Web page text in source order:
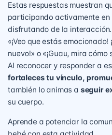
Estas respuestas muestran
participando activamente en
disfrutando de la
«¡Veo que estás
nuevo!» o «¡Guau, mira
Al reconocer y responder a
fortaleces tu vínculo,
también lo animas a seguir
su cuerpo.
Aprende a potenciar la